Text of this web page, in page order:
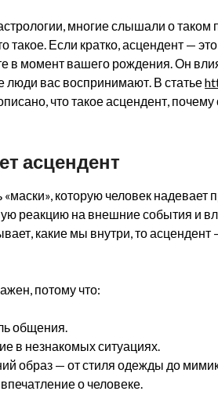
многие слышали о таком
такое. Если кратко, асцендент —
в момент вашего рождения. Он
люди вас воспринимают. В статье
что такое асцендент,
асцендент
«маски», которую человек
реакцию на внешние события и
какие мы внутри, то асцендент
потому что:
общения.
в незнакомых ситуациях.
образ — от стиля одежды до
о человеке.